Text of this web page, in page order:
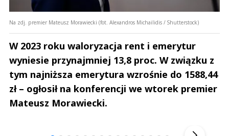
Na zdj. premier Mateusz Morawiecki (fot. Alexandros Michailidis / Shutterstock)
W 2023 roku waloryzacja rent i emerytur
wyniesie przynajmniej 13,8 proc. W związku z
tym najniższa emerytura wzrośnie do 1588,44
zł – ogłosił na konferencji we wtorek premier
Mateusz Morawiecki.